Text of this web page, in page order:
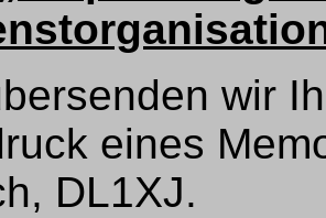
wir
eines
DL1XJ.